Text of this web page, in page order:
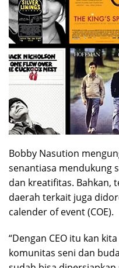
Bobby Nasution
senantiasa mendukung
dan kreatifitas. Bahkan,
daerah terkait juga
calender of event (COE).
“Dengan CEO itu kan
komunitas seni dan